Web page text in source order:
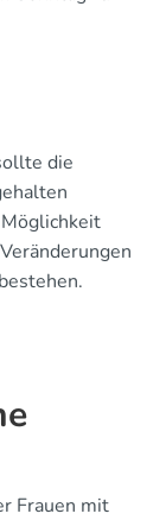
die
Frauen mit